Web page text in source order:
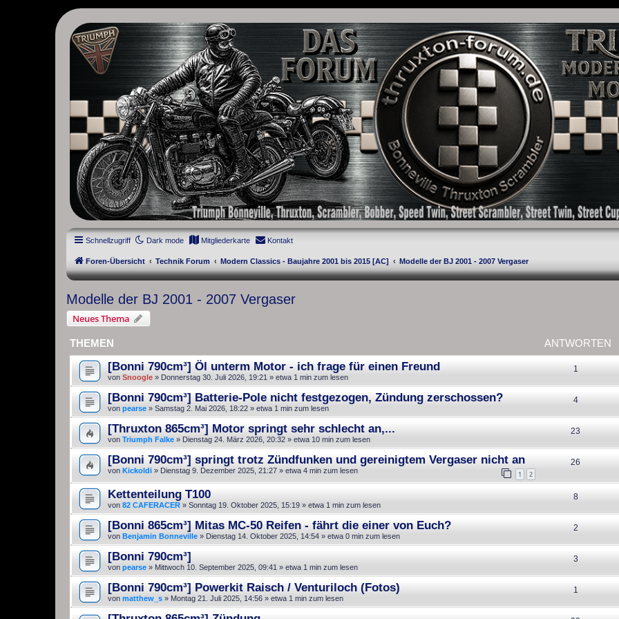
thruxton-forum.de
DAS FORUM! Alles rund um die Triumph Modern Classic Modelle. Das Forum für die New Bonneville Baureihen ab BJ 2001. Triumph Bonneville,
Street Cup, America und Speedmaster.
Schnellzugriff Dark mode Mitgliederkarte Kontakt
Foren-Übersicht Technik Forum Modern Classics - Baujahre 2001 bis 2015 [AC] Modelle der BJ 2001 - 2007 Vergaser
Modelle der BJ 2001 - 2007 Vergaser
Neues Thema
THEMEN ANTWORTEN
[Bonni 790cm³] Öl unterm Motor - ich frage für einen Freund
von Snoogle » Donnerstag 30. Juli 2026, 19:21 » etwa 1 min zum lesen
1
n
t
r
e
n
[Bonni 790cm³] Batterie-Pole nicht festgezogen, Zündung zerschossen?
von pearse » Samstag 2. Mai 2026, 18:22 » etwa 1 min zum lesen
4A
n
t
e
n
[Thruxton 865cm³] Motor springt sehr schlecht an,...
von Triumph Falke » Dienstag 24. März 2026, 20:32 » etwa 10 min zum lesen
23A
n
w
n
[Bonni 790cm³] springt trotz Zündfunken und gereinigtem Vergaser nicht an
von Kickoldi » Dienstag 9. Dezember 2025, 21:27 1 2
» etwa 4 min zum lesen
26A
w
n
Kettenteilung T100
von 82 CAFERACER » Sonntag 19. Oktober 2025, 15:19 » etwa 1 min zum lesen
8A
n
t
[Bonni 865cm³] Mitas MC-50 Reifen - fährt die einer von Euch?
von Benjamin Bonneville » Dienstag 14. Oktober 2025, 14:54 » etwa 0 min zum lesen
2A
n
t
r
[Bonni 790cm³]
von pearse » Mittwoch 10. September 2025, 09:41 » etwa 1 min zum lesen
3A
n
t
[Bonni 790cm³] Powerkit Raisch / Venturiloch (Fotos)
von matthew_s » Montag 21. Juli 2025, 14:56 » etwa 1 min zum lesen
1
n